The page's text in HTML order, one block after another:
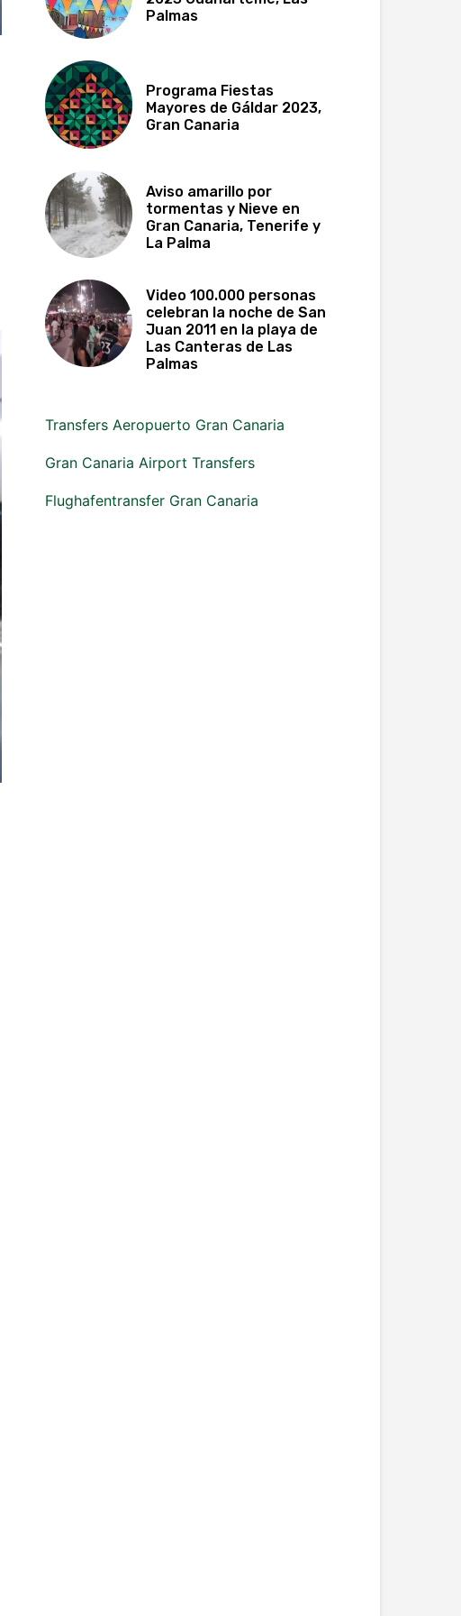
Palmas
Programa Fiestas
Mayores de Gáldar 2023,
Gran Canaria
Aviso amarillo por
tormentas y Nieve en
Gran Canaria, Tenerife y
La Palma
Video 100.000 personas
celebran la noche de San
Juan 2011 en la playa de
Las Canteras de Las
Palmas
Transfers Aeropuerto Gran Canaria
Gran Canaria Airport Transfers
Flughafentransfer Gran Canaria